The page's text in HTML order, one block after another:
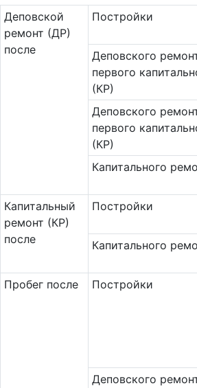
Де­повс­кой
ремонт (ДР)
после
Постройки
Деповского
первого
(КР)
Деповского
первого
(КР)
Капитального
Ка­пи­таль­ный
ремонт (КР)
после
Постройки
Капитального
Пробег после
Постройки
Деповского